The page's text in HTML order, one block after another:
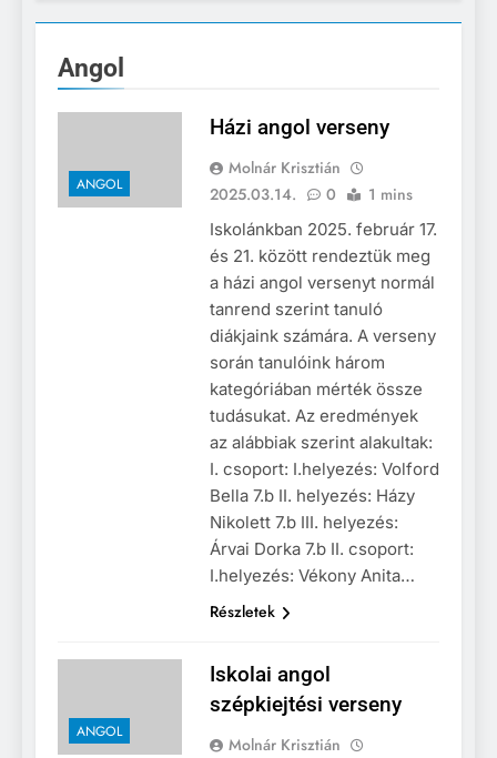
Angol
ANGOL
Házi angol verseny
Molnár Krisztián
2025.03.14.
0 1 mins
Iskolánkban 2025. február 17.
és 21. között rendeztük meg
a házi angol versenyt normál
tanrend szerint tanuló
diákjaink számára. A verseny
során tanulóink három
kategóriában mérték össze
tudásukat. Az eredmények
az alábbiak szerint alakultak:
I. csoport: I.helyezés: Volford
Bella 7.b II. helyezés: Házy
Nikolett 7.b III. helyezés:
Árvai Dorka 7.b II. csoport:
I.helyezés: Vékony Anita…
Részletek
ANGOL
Iskolai angol
szépkiejtési verseny
Molnár Krisztián